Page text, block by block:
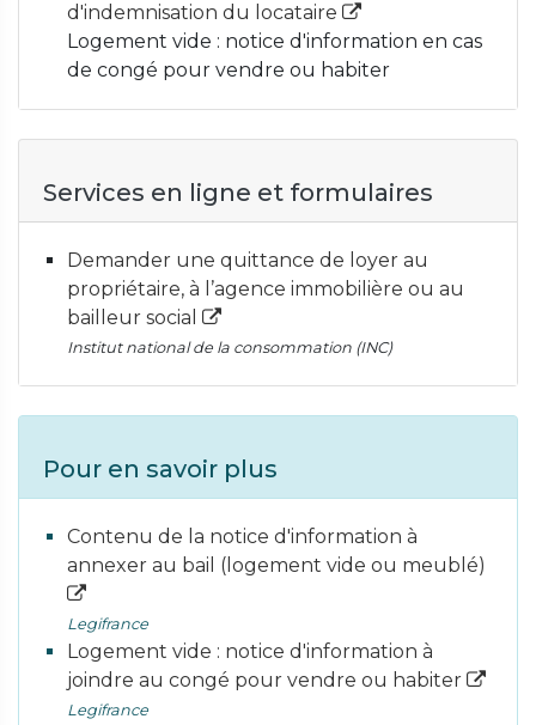
d'indemnisation du locataire
Logement vide : notice d'information en cas
de congé pour vendre ou habiter
Services en ligne et formulaires
Demander une quittance de loyer au
propriétaire, à l’agence immobilière ou au
bailleur social
Institut national de la consommation (INC)
Pour en savoir plus
Contenu de la notice d'information à
annexer au bail (logement vide ou meublé)
Legifrance
Logement vide : notice d'information à
joindre au congé pour vendre ou habiter
Legifrance